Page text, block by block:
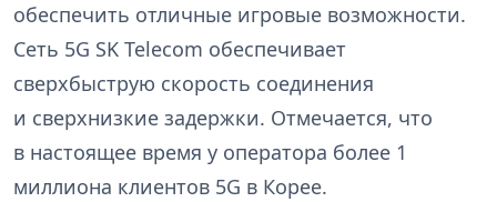
обеспечить отличные игровые возможности.
Сеть 5G SK Telecom обеспечивает
сверхбыструю скорость соединения
и сверхнизкие задержки. Отмечается, что
в настоящее время у оператора более 1
миллиона клиентов 5G в Корее.